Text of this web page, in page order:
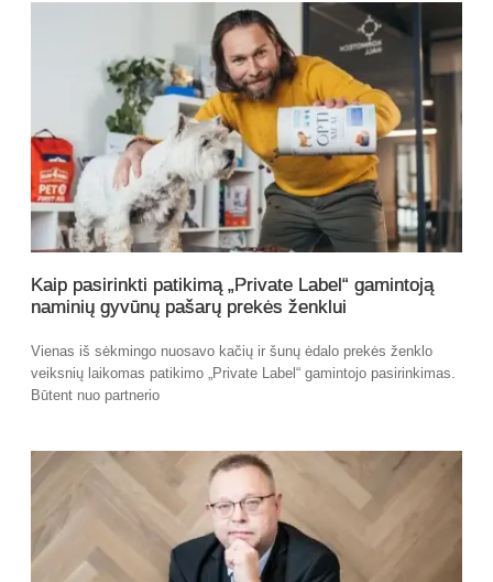
Kaip pasirinkti patikimą „Private Label“ gamintoją
naminių gyvūnų pašarų prekės ženklui
Vienas iš sėkmingo nuosavo kačių ir šunų ėdalo prekės ženklo
veiksnių laikomas patikimo „Private Label“ gamintojo pasirinkimas.
Būtent nuo partnerio